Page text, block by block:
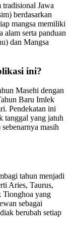
tradisional Jawa
berdasarkan
mangsa memiliki
alam serta panduan
dan Mangsa
ini?
Masehi dengan
Baru Imlek
Pendekatan ini
tanggal yang jatuh
masih
tahun menjadi
Aries, Taurus,
Tionghoa yang
sebagai
berubah setiap